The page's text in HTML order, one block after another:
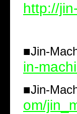
http://
■Jin-
in-
■Jin-
om/